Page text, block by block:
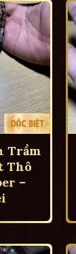
Trầm
Thô
–